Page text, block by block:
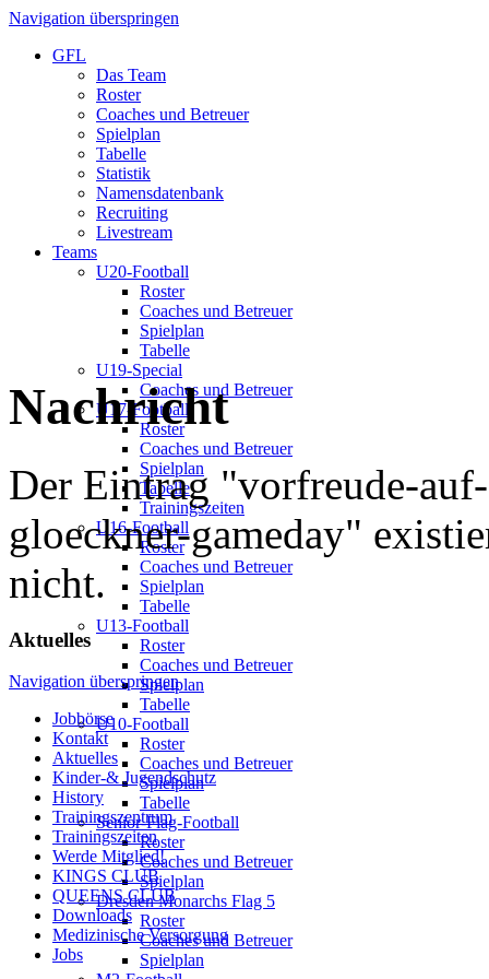
Navigation überspringen
GFL
Das Team
Roster
Coaches und Betreuer
Spielplan
Tabelle
Statistik
Namensdatenbank
Recruiting
Livestream
Teams
U20-Football
Roster
Coaches und Betreuer
Spielplan
Tabelle
U19-Special
Coaches und Betreuer
U17-Football
Roster
Coaches und Betreuer
Spielplan
Tabelle
Trainingszeiten
U16-Football
Roster
Coaches und Betreuer
Spielplan
Tabelle
U13-Football
Roster
Coaches und Betreuer
Spielplan
Tabelle
U10-Football
Roster
Coaches und Betreuer
Spielplan
Tabelle
Senior-Flag-Football
Roster
Coaches und Betreuer
Spielplan
Dresden Monarchs Flag 5
Roster
Coaches und Betreuer
Spielplan
Nachricht
Der Eintrag "vorfreude-
gloeckner-gameday"
nicht.
Aktuelles
Navigation überspringen
Jobbörse
Kontakt
Aktuelles
Kinder-& Jugendschutz
History
Trainingszentrum
Trainingszeiten
Werde Mitglied!
KINGS CLUB
QUEENS CLUB
Downloads
Medizinische Versorgung
Jobs